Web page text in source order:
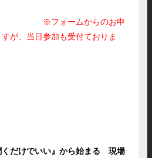
フォームからのお申
が、当日参加も受付ておりま
概要◆
くだけでいい』から始まる 現場